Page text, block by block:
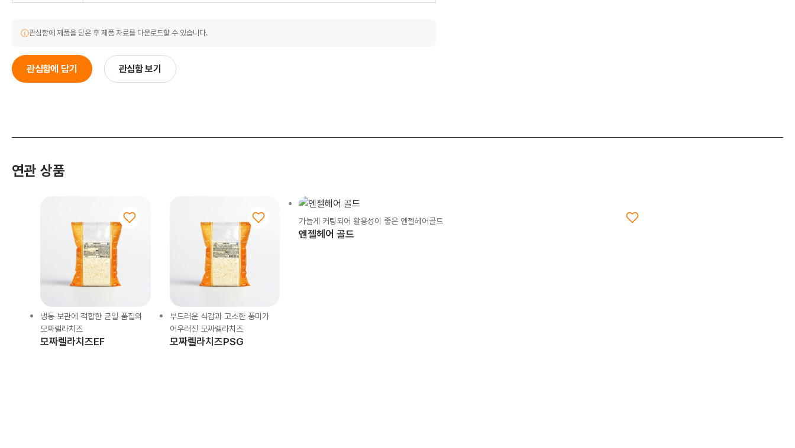
ⓘ관심함에 제품을 담은 후 제품 자료를 다운로드할 수 있습니다.
관심함에 담기 관심함 보기
연관 상품
냉동 보관에 적합한 균일 품질의
모짜렐라치즈
모짜렐라치즈EF
부드러운 식감과 고소한 풍미가
어우러진 모짜렐라치즈
모짜렐라치즈PSG
가늘게 커팅되어 활용성이 좋은 엔젤헤어골드
엔젤헤어 골드